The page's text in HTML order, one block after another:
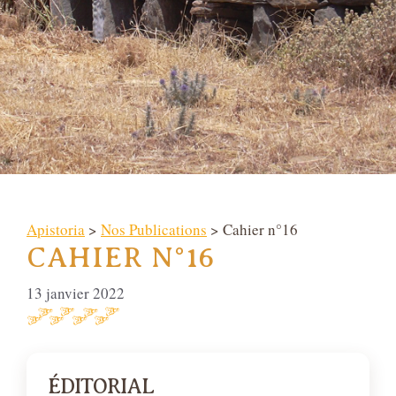
Apistoria > Nos Publications > Cahier n°16
CAHIER N°16
13 janvier 2022
ÉDITORIAL